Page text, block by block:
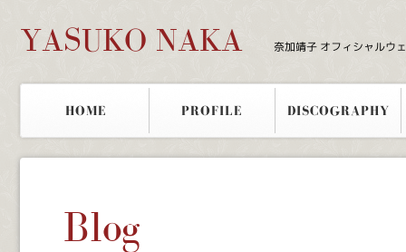
YASUKO NAKA 奈加靖子 オフィシャルウ
HOME PROFILE DISCOGRAPHY
Blog